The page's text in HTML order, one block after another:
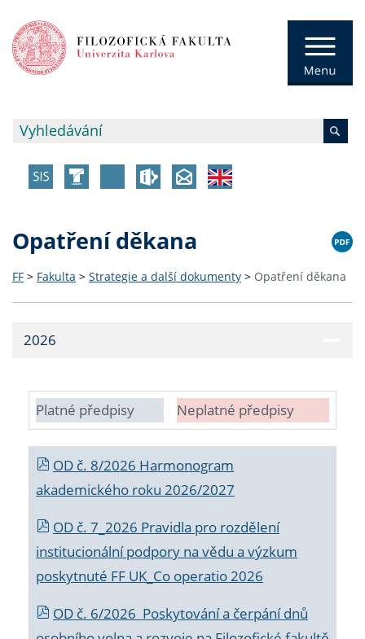
Opatření děkana
FF > Fakulta > Strategie a další dokumenty > Opatření děkana
2026
Platné předpisy Neplatné předpisy
OD č. 8/2026 Harmonogram
akademického roku 2026/2027
OD č. 7_2026 Pravidla pro rozdělení
institucionální podpory na vědu a výzkum
poskytnuté FF UK_Co operatio 2026
OD č. 6/2026 Poskytování a čerpání dnů